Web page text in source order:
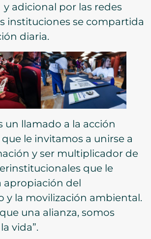
y adicional por las redes
instituciones se compartida
diaria.
un llamado a la acción
le invitamos a unirse a
y ser multiplicador de
que le
apropiación del
y la movilización ambiental.
una alianza, somos
vida”.